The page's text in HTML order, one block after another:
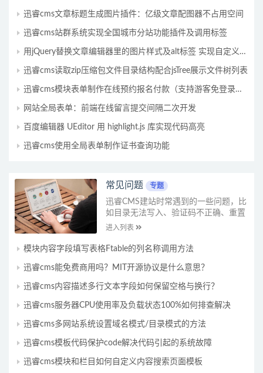
迅睿cms文章标题生成图片插件：亿级文章配图器不占用空间
迅睿cms站群系统实现全国城市分站功能插件及调用标签
用jQuery替换文章编辑器里的图片样式及alt标签 实现自定义图片样式
迅睿cms读取zip压缩包文件目录结构配合jsTree展示文件树列表
迅睿cms模块表单制作在线预约报名付款（支持游客免登录支付）
网站全局表单：前端在线留言提交间隔二次开发
百度编辑器 UEditor 用 highlight.js 库实现代码高亮
迅睿cms使用全局表单制作证书查询功能
常见问题 专题
迅睿CMS建站时常遇到的一些问题，比
如目录无法写入、验证码不正确、重置
后台密码、关闭https访问、404页面设
进入列表
模块内容字段填写表格Ftable的列名称调用方法
迅睿cms能免费商用吗？MIT开源协议是什么意思？
迅睿cms内容描述多行文本字段如何保留空格与换行？
迅睿cms服务器CPU使用率及负载状态100%如何排查解决
迅睿cms多网站系统设置域名模式/目录模式的方法
迅睿cms模板代码保护code解决代码引起的系统故障
迅睿cms模块和栏目如何自定义内容搜索页面模板